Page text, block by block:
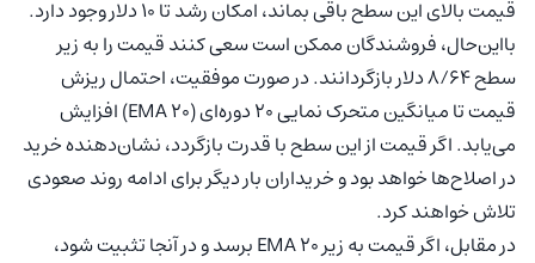
قیمت بالای این سطح باقی بماند، امکان رشد تا ۱۰ دلار وجود دارد.
بااین‌حال، فروشندگان ممکن است سعی کنند قیمت را به زیر
سطح ۸/۶۴ دلار بازگردانند. در صورت موفقیت، احتمال ریزش
قیمت تا میانگین متحرک نمایی ۲۰ دوره‌ای (EMA 20) افزایش
می‌یابد. اگر قیمت از این سطح با قدرت بازگردد، نشان‌دهنده خرید
در اصلاح‌ها خواهد بود و خریداران بار دیگر برای ادامه روند صعودی
تلاش خواهند کرد.
در مقابل، اگر قیمت به زیر EMA 20 برسد و در آنجا تثبیت شود،